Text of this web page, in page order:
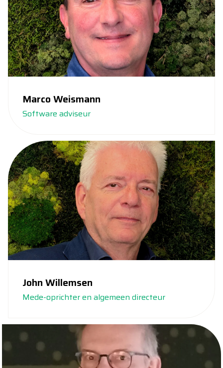
Software adviseur
Marco Weismann
Mede-oprichter en algemeen directeur
John Willemsen